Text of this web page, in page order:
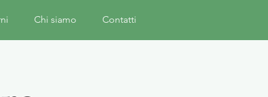
Chi siamo Contatti